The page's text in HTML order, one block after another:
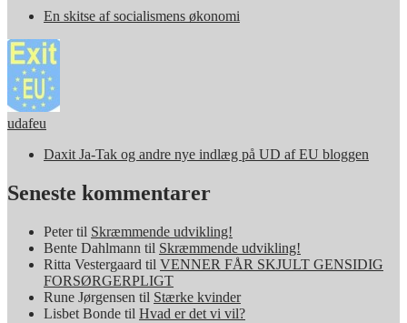
En skitse af socialismens økonomi
udafeu
Daxit Ja-Tak og andre nye indlæg på UD af EU bloggen
Seneste kommentarer
Petertil Skræmmende udvikling!
Bente Dahlmann til Skræmmende udvikling!
Ritta Vestergaard til VENNER FÅR SKJULT GENSIDIG
FORSØRGERPLIGT
Rune Jørgensen til Stærke kvinder
Lisbet Bonde til Hvad er det vi vil?